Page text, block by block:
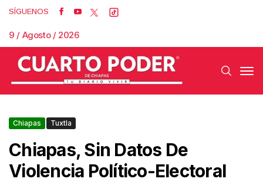
SÍGUENOS
9 / Agosto / 2026
Chiapas Tuxtla
Chiapas, Sin Datos De
Violencia Político-Electoral